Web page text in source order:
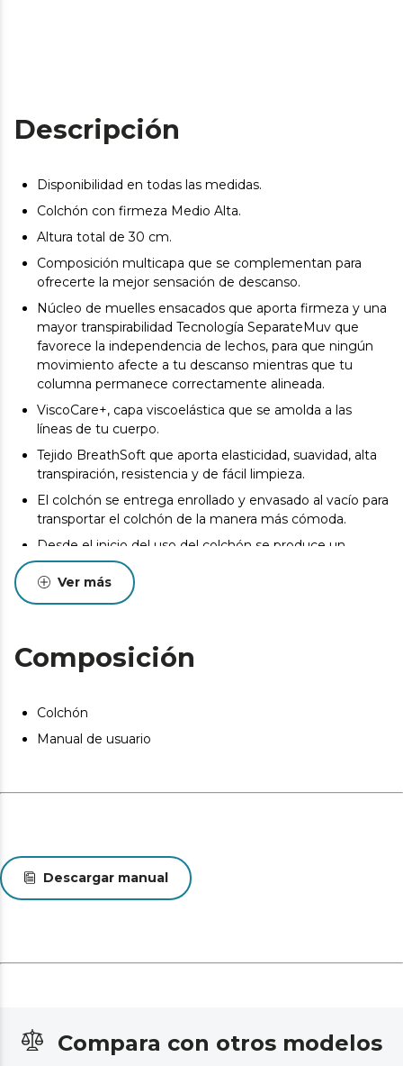
Descripción
Disponibilidad en todas las medidas.
Colchón con firmeza Medio Alta.
Altura total de 30 cm.
Composición multicapa que se complementan para
ofrecerte la mejor sensación de descanso.
Núcleo de muelles ensacados que aporta firmeza y una
mayor transpirabilidad Tecnología SeparateMuv que
favorece la independencia de lechos, para que ningún
movimiento afecte a tu descanso mientras que tu
columna permanece correctamente alineada.
ViscoCare+, capa viscoelástica que se amolda a las
líneas de tu cuerpo.
Tejido BreathSoft que aporta elasticidad, suavidad, alta
transpiración, resistencia y de fácil limpieza.
El colchón se entrega enrollado y envasado al vacío para
transportar el colchón de la manera más cómoda.
Desde el inicio del uso del colchón se produce un
asentamiento normal de las capas internas que oscila
entre +0/-2 o -3 (norma UNE-EN 1334:1996). Esta
circunstancia, totalmente normal, no da derecho a
Pueden existir leves diferencias entre el producto
mostrado y el entregado en cuanto a color, tejido o
la calidad ni a la utilidad del artículo.
Ver más
Composición
Colchón
Manual de usuario
Descargar manual
Compara con otros modelos